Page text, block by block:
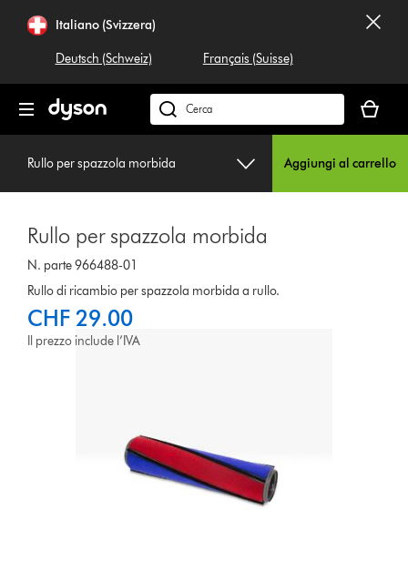
navigazioneItaliano (Svizzera)
Deutsch (Schweiz) Français (Suisse)
Cerca
su
dyson.ch
carrello
è
Rullo per spazzola morbida Aggiungi al carrello
Rullo per spazzola morbida
N. parte 966488-01
Rullo di ricambio per spazzola morbida a rullo.
CHF 29.00
Il prezzo include l’IVA